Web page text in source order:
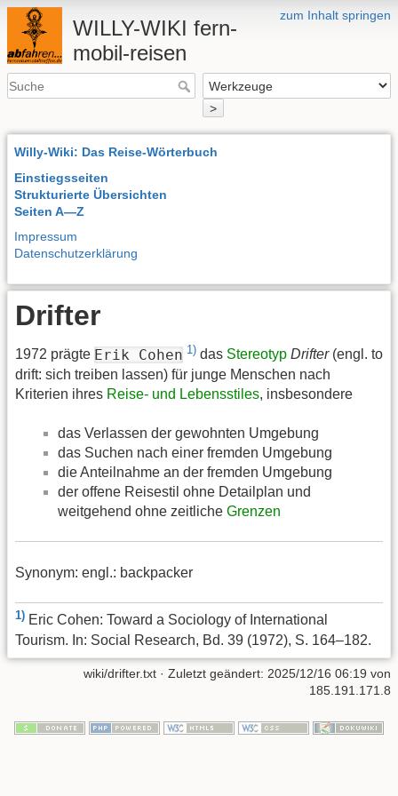
zum Inhalt springen
WILLY-WIKI fern-
mobil-reisen
>
Willy-Wiki: Das Reise-Wörterbuch
Einstiegsseiten
Strukturierte Übersichten
Seiten A—Z
Impressum
Datenschutzerklärung
Drifter
1972 prägte Erik Cohen 1) das Stereotyp Drifter(engl. to
drift: sich treiben lassen) für junge Menschen nach
Kriterien ihres Reise- und Lebensstiles, insbesondere
das Verlassen der gewohnten Umgebung
das Suchen nach einer fremden Umgebung
die Anteilnahme an der fremden Umgebung
der offene Reisestil ohne Detailplan und
weitgehend ohne zeitliche Grenzen
Synonym: engl.: backpacker
1) Eric Cohen: Toward a Sociology of International
Tourism. In: Social Research, Bd. 39 (1972), S. 164–182.
wiki/drifter.txt · Zuletzt geändert: 2025/12/16 06:19 von
185.191.171.8